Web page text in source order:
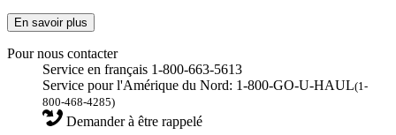
En savoir plus
Pour nous contacter
Service en français 1-800-663-5613
Service pour l'Amérique du Nord: 1-800-GO-U-HAUL(1-
800-468-4285)
Demander à être rappelé